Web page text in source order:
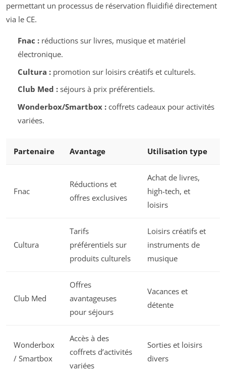
permettant un processus de réservation fluidifié directement
via le CE.
Fnac :réductions sur livres, musique et matériel
électronique.
Cultura :promotion sur loisirs créatifs et culturels.
Club Med :séjours à prix préférentiels.
Wonderbox/Smartbox :coffrets cadeaux pour activités
variées.
Partenaire Avantage Utilisation type
Fnac
Réductions et
offres exclusives
Achat de livres,
high-tech, et
loisirs
Cultura
Tarifs
préférentiels sur
produits culturels
Loisirs créatifs et
instruments de
musique
Club Med
Offres
avantageuses
pour séjours
Vacances et
détente
Wonderbox
/ Smartbox
Accès à des
coffrets d’activités
variées
Sorties et loisirs
divers